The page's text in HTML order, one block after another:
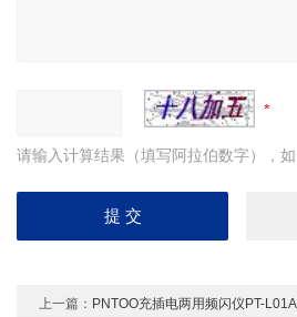
请输入计算结果（填写阿拉伯数字），
上一篇： PNTOO充插电两用频闪仪PT-